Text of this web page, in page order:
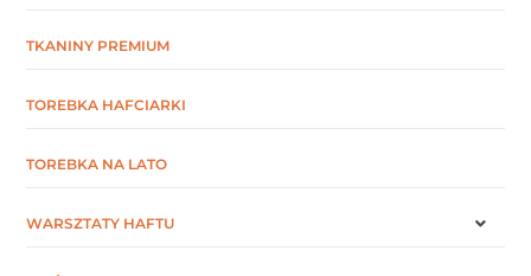
TKANINY PREMIUM
TOREBKA HAFCIARKI
TOREBKA NA LATO
WARSZTATY HAFTU